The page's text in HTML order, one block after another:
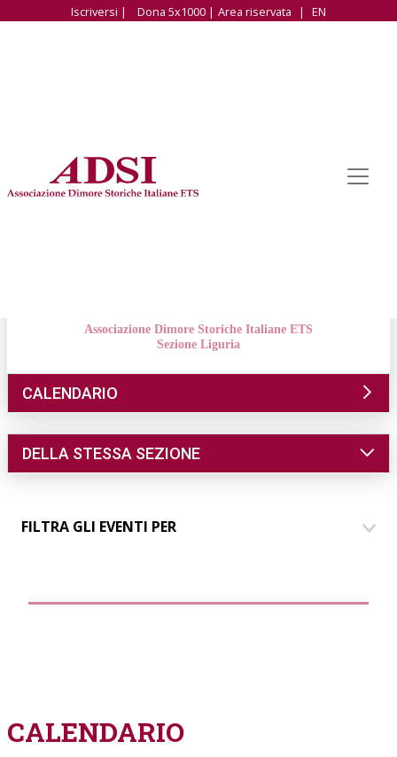
Iscriversi | Dona 5x1000 | Area riservata | EN
Associazione Dimore Storiche Italiane ETS
Sezione Liguria
CALENDARIO
DELLA STESSA SEZIONE
FILTRA GLI EVENTI PER
CALENDARIO